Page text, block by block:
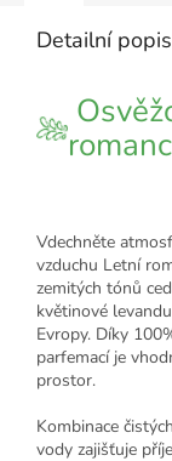
Detailní
Vdechněte
vzduchu Letní
zemitých tónů
květinové
Evropy. Díky
parfemací je
prostor.
Kombinace
vody zajišťuje